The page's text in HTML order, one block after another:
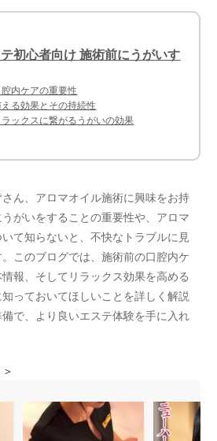
初心者向け 施術前にうがいす
内ケアの重要性
る効果とその持続性
ックスに繋がるうがいの効果
ん、アロマオイル施術に興味をお持
がいをすることの重要性や、アロマ
て知らないと、不快なトラブルに見
このブログでは、施術前の口腔内ケ
報、そしてリラックス効果を高める
っておいてほしいことを詳しく解説
で、より良いエステ体験を手に入れ